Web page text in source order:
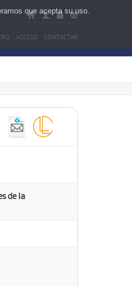
ACCESO CONTACTAR
de la
que acepta su uso.